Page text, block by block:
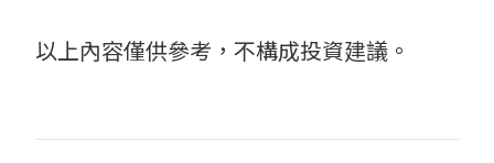
以上內容僅供參考，不構成投資建議。